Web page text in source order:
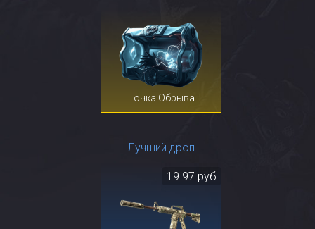
Точка Обрыва
Лучший дроп
19.97 руб